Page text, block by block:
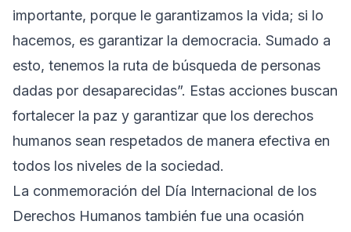
importante, porque le garantizamos la vida; si lo
hacemos, es garantizar la democracia. Sumado a
esto, tenemos la ruta de búsqueda de personas
dadas por desaparecidas”. Estas acciones buscan
fortalecer la paz y garantizar que los derechos
humanos sean respetados de manera efectiva en
todos los niveles de la sociedad.
La conmemoración del Día Internacional de los
Derechos Humanos también fue una ocasión